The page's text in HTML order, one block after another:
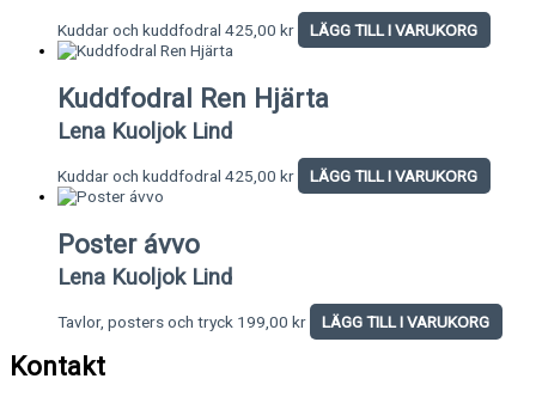
Kuddar och kuddfodral 425,00 kr LÄGG TILL I VARUKORG
Kuddfodral Ren Hjärta
Lena Kuoljok Lind
Kuddar och kuddfodral 425,00 kr LÄGG TILL I VARUKORG
Poster ávvo
Lena Kuoljok Lind
Tavlor, posters och tryck 199,00 kr LÄGG TILL I VARUKORG
Kontakt